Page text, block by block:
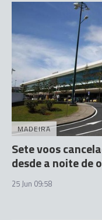
MADEIRA
Sete voos
desde a noite de
25 Jun 09:58